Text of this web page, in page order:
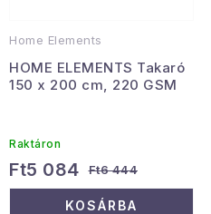
Home Elements
HOME ELEMENTS Takaró
150 x 200 cm, 220 GSM
Raktáron
Ft5 084 Ft6 444
KOSÁRBA